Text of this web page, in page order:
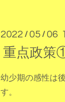
2022 / 05 / 06
重点政策
幼少期の感性は
す。